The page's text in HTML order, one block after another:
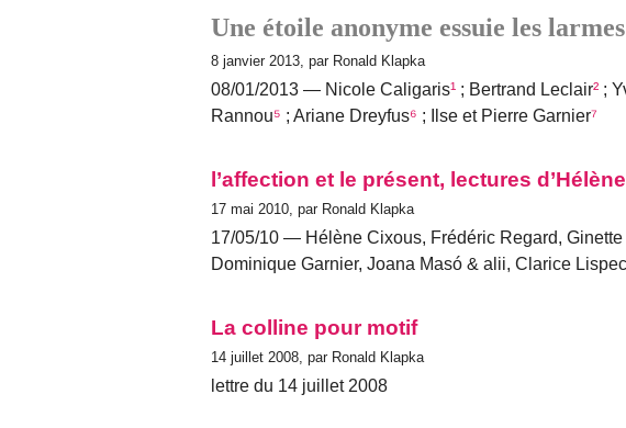
Une étoile anonyme essuie les larmes
8 janvier 2013, par Ronald Klapka
08/01/2013 — Nicole Caligaris¹ ; Bertrand Leclair² ;
Rannou⁵ ; Ariane Dreyfus⁶ ; Ilse et Pierre Garnier⁷
l’affection et le présent, lectures
17 mai 2010, par Ronald Klapka
17/05/10 — Hélène Cixous, Frédéric Regard,
Dominique Garnier, Joana Masó & alii, Clarice
La colline pour motif
14 juillet 2008, par Ronald Klapka
lettre du 14 juillet 2008